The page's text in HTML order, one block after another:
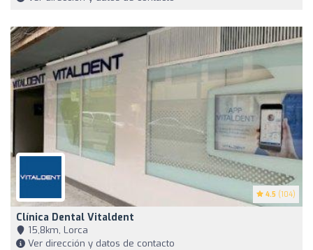
4.5 (104)
Clínica Dental Vitaldent
15,8km, Lorca
Ver dirección y datos de contacto